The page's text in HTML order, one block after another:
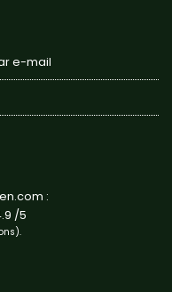
e-mail
:
/5